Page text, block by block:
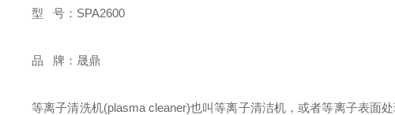
型 号：SPA2600
品 牌：晟鼎
等离子清洗机(plasma cleaner)也叫等离子清洁机，或者等离子表面